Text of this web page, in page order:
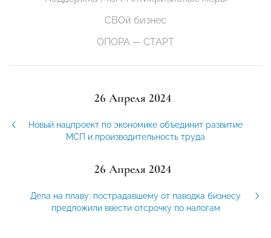
СВОй бизнес
ОПОРА — СТАРТ
26 Апреля 2024
Новый нацпроект по экономике объединит развитие
МСП и производительность труда
26 Апреля 2024
Дела на плаву: пострадавшему от паводка бизнесу
предложили ввести отсрочку по налогам